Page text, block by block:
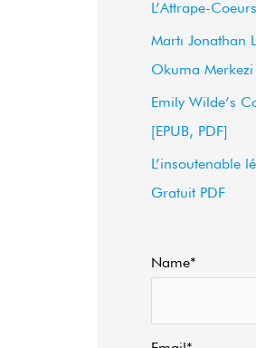
:
L’Attrape-
Martı Jonathan
Okuma Merkezi
Emily Wilde’s
[EPUB, PDF]
L’insoutenable
Gratuit PDF
Name*